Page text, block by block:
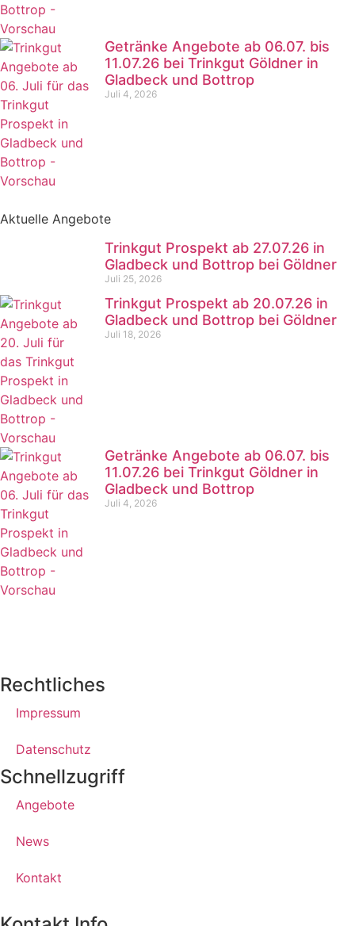
Getränke Angebote ab 06.07. bis
11.07.26 bei Trinkgut Göldner in
Gladbeck und Bottrop
Juli 4, 2026
Aktuelle Angebote
Trinkgut Prospekt ab 27.07.26 in
Gladbeck und Bottrop bei Göldner
Juli 25, 2026
Trinkgut Prospekt ab 20.07.26 in
Gladbeck und Bottrop bei Göldner
Juli 18, 2026
Getränke Angebote ab 06.07. bis
11.07.26 bei Trinkgut Göldner in
Gladbeck und Bottrop
Juli 4, 2026
Rechtliches
Impressum
Datenschutz
Schnellzugriff
Angebote
News
Kontakt